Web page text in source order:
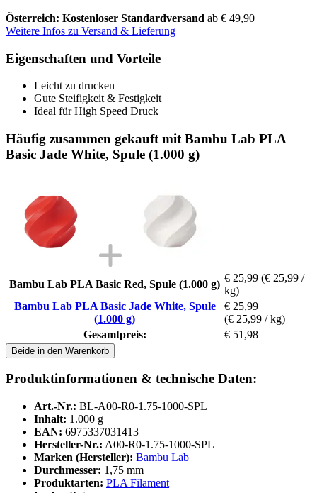
Österreich: Kostenloser Standardversand ab € 49,90
Weitere Infos zu Versand & Lieferung
Eigenschaften und Vorteile
Leicht zu drucken
Gute Steifigkeit & Festigkeit
Ideal für High Speed Druck
Häufig zusammen gekauft mit Bambu Lab PLA
Basic Jade White, Spule (1.000 g)
Bambu Lab PLA Basic Red, Spule (1.000 g)
€ 25,99 (€ 25,99 /
kg)
Bambu Lab PLA Basic Jade White, Spule
(1.000 g)
€ 25,99
(€ 25,99 / kg)
Gesamtpreis:
€ 51,98
Beide in den Warenkorb
Produktinformationen & technische Daten:
Art.-Nr.: BL-A00-R0-1.75-1000-SPL
Inhalt: 1.000 g
EAN: 6975337031413
Hersteller-Nr.: A00-R0-1.75-1000-SPL
Marken (Hersteller): Bambu Lab
Durchmesser: 1,75 mm
Produktarten: PLA Filament